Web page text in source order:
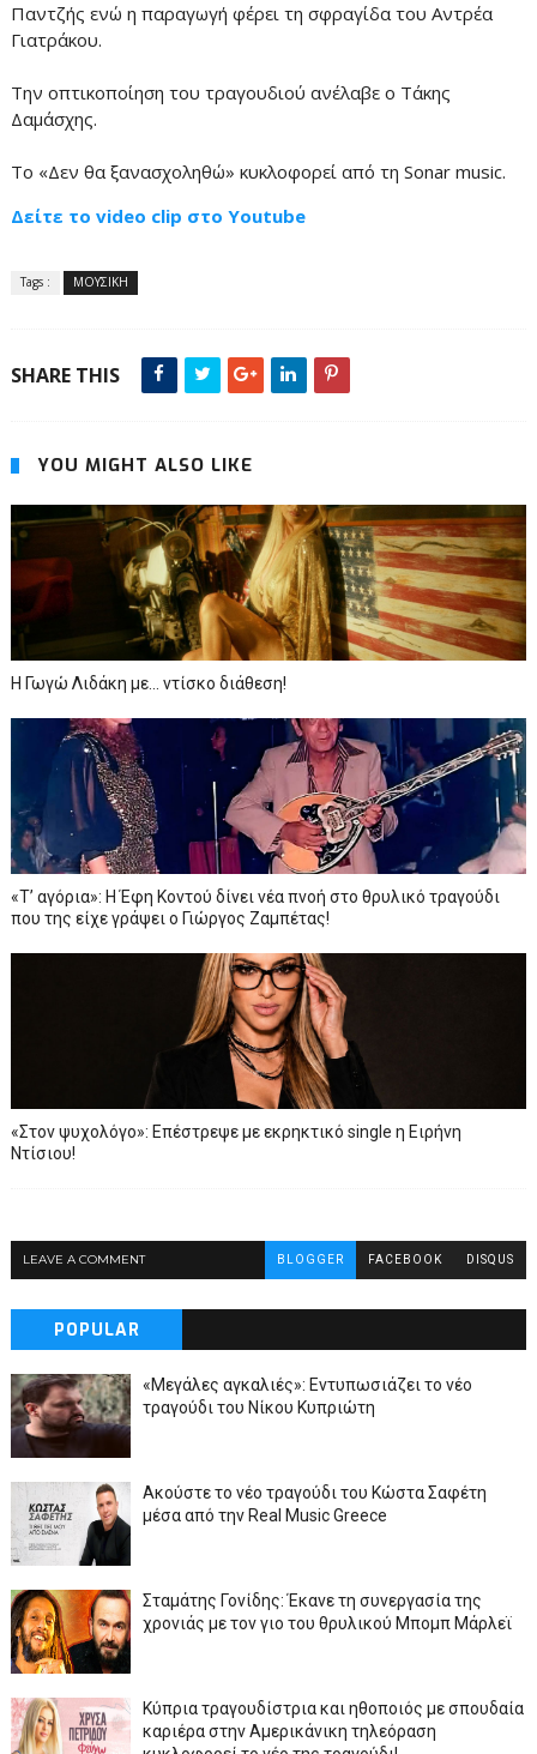
Παντζής ενώ η παραγωγή φέρει τη σφραγίδα του Αντρέα
Γιατράκου.
Την οπτικοποίηση του τραγουδιού ανέλαβε ο Τάκης
Δαμάσχης.
Το «Δεν θα ξανασχοληθώ» κυκλοφορεί από τη Sonar music.
Δείτε το video clip στο Youtube
Tags : ΜΟΥΣΙΚΗ
SHARE THIS
YOU MIGHT ALSO LIKE
Η Γωγώ Λιδάκη με... ντίσκο διάθεση!
«Τ’ αγόρια»: Η Έφη Κοντού δίνει νέα πνοή στο θρυλικό τραγούδι
που της είχε γράψει ο Γιώργος Ζαμπέτας!
«Στον ψυχολόγο»: Επέστρεψε με εκρηκτικό single η Ειρήνη
Ντίσιου!
LEAVE A COMMENT BLOGGER FACEBOOK DISQUS
POPULAR
«Μεγάλες αγκαλιές»: Εντυπωσιάζει το νέο
τραγούδι του Νίκου Κυπριώτη
Ακούστε το νέο τραγούδι του Κώστα Σαφέτη
μέσα από την Real Music Greece
Σταμάτης Γονίδης: Έκανε τη συνεργασία της
χρονιάς με τον γιο του θρυλικού Μπομπ Μάρλεϊ
Κύπρια τραγουδίστρια και ηθοποιός με σπουδαία
καριέρα στην Αμερικάνικη τηλεόραση